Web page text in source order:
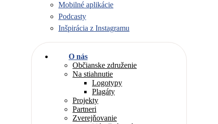
Mobilné aplikácie
Podcasty
Inšpirácia z Instagramu
O nás
Občianske združenie
Na stiahnutie
Logotypy
Plagáty
Projekty
Partneri
Zverejňovanie